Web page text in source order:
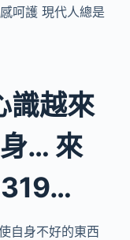
呵護 現代人總是
識越來
… 來
自身不好的東西